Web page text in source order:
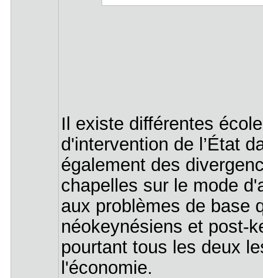
Il existe différentes
d'intervention de l’État
également des
chapelles sur le mode
aux problèmes de base
néokeynésiens et post-
pourtant tous les deux
l'économie.